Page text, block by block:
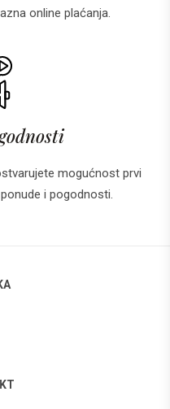
online plaćanja.
mogućnost prvi
i pogodnosti.